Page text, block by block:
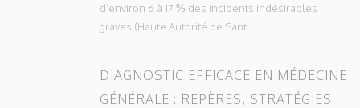
d’environ 6 à 17 % des incidents indésirables
graves (Haute Autorité de Sant...
DIAGNOSTIC EFFICACE EN MÉDECINE
GÉNÉRALE : REPÈRES, STRATÉGIES